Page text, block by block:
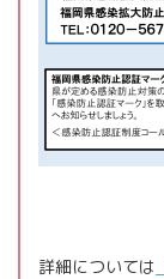
詳細については